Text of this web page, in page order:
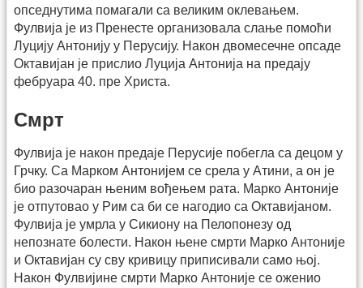
опседнутима помагали са великим оклевањем.
Фулвија је из Пренесте организовала слање помоћи
Луцију Антонију у Перусију. Након двомесечне опсаде
Октавијан је прислио Луција Антонија на предају
фебруара 40. пре Христа.
Смрт
Фулвија је након предаје Перусије побегла са децом у
Грчку. Са Марком Антонијем се срела у Атини, а он је
био разочаран њеним вођењем рата. Марко Антоније
је отпутовао у Рим са би се нагодио са Октавијаном.
Фулвија је умрла у Сикиону на Пелопонезу од
непознате болести. Након њене смрти Марко Антоније
и Октавијан су сву кривицу приписивали само њој.
Након Фулвијине смрти Марко Антоније се оженио